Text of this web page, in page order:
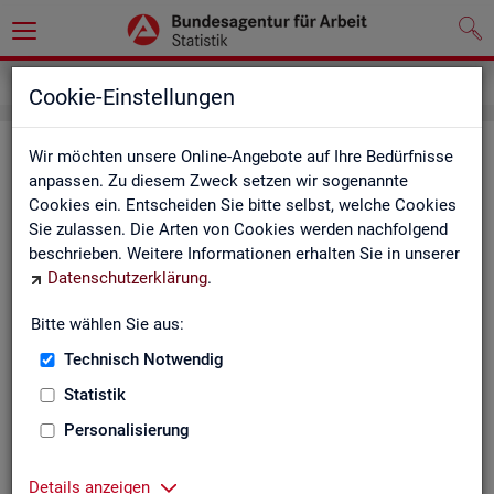
Cookie-Einstellungen
Wir möchten unsere Online-Angebote auf Ihre Bedürfnisse
anpassen. Zu diesem Zweck setzen wir sogenannte
Cookies ein. Entscheiden Sie bitte selbst, welche Cookies
Sie zulassen. Die Arten von Cookies werden nachfolgend
beschrieben. Weitere Informationen erhalten Sie in unserer
Datenschutzerklärung.
Bitte wählen Sie aus:
Technisch Notwendig
Statistik
Personalisierung
Details anzeigen
Kon­takt
Nut­zen Sie die Mög­lich­keit mit uns in Kon­takt zu tre­ten!
Sie haben Fra­gen zum An­ge­bot?
Sie be­nö­ti­gen auf Ihre Fra­ge­stel­lung zu­ge­schnit­te­ne Son­der­
Ihr Sta­tis­tik-Ser­vice hilft Ihnen wei­ter!
Zen­tra­ler Sta­tis­tik-Ser­vice